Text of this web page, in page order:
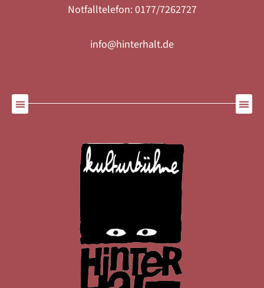
Notfalltelefon: 0177/7262727
info@hinterhalt.de